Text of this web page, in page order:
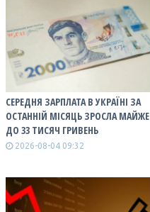
СЕРЕДНЯ ЗАРПЛАТА В УКРАЇНІ ЗА
ОСТАННІЙ МІСЯЦЬ ЗРОСЛА МАЙЖЕ
ДО 33 ТИСЯЧ ГРИВЕНЬ
2026-08-04 09:32